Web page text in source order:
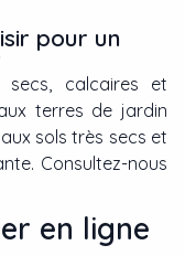
pour un
calcaires et
terres de jardin
sols très secs et
Consultez-nous
en ligne